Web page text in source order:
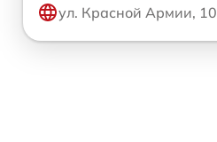
ул. Красной Армии, 10